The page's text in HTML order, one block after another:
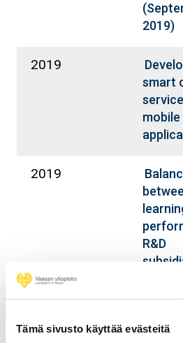
Tämä sivusto käyttää evästeitä
2019)
2019
smart
mobile
2019
R&D